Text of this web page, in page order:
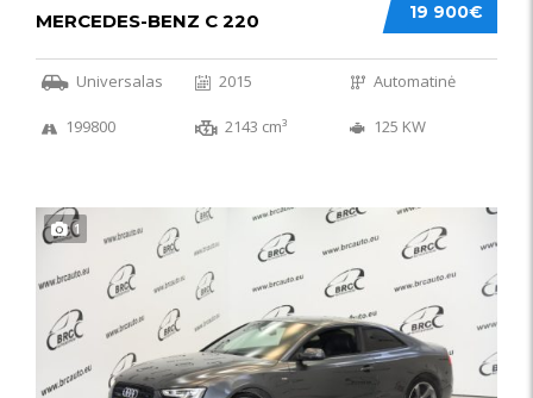
19 900€
MERCEDES-BENZ C 220
Universalas 2015 Automatinė
199800 2143 cm³ 125 KW
1